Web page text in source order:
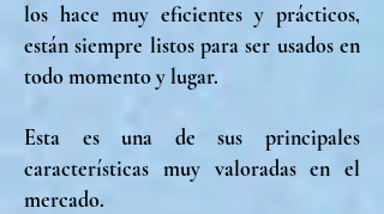
los hace muy eficientes y prácticos,
están siempre listos para ser usados en
todo momento y lugar.
Esta es una de sus principales
características muy valoradas en el
mercado.